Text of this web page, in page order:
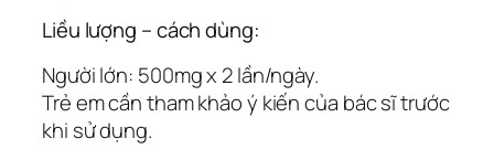
Liều lượng – cách dùng:
Người lớn: 500mg x 2 lần/ngày.
Trẻ em cần tham khảo ý kiến của bác sĩ trước
khi sử dụng.